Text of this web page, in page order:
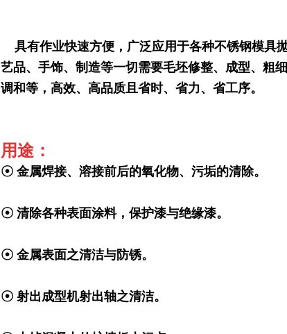
具有作业快速方便，广泛应用于各种不锈钢模具
艺品、手饰、制造等一切需要毛坯修整、成型、粗
调和等，高效、高品质且省时、省力、省工序。
用途：
☉ 金属焊接、溶接前后的氧化物、污垢的清除。
☉ 清除各种表面涂料，保护漆与绝缘漆。
☉ 金属表面之清洁与防锈。
☉ 射出成型机射出轴之清洁。